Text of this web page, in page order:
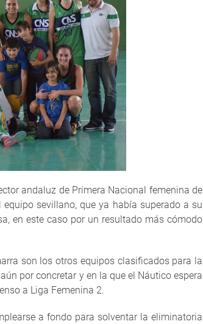
andaluz de Primera Nacional femenina de
sevillano, que ya había superado a su
en este caso por un resultado más cómodo
son los otros equipos clasificados para la
por concretar y en la que el Náutico espera
a Liga Femenina 2.
a fondo para solventar la eliminatoria